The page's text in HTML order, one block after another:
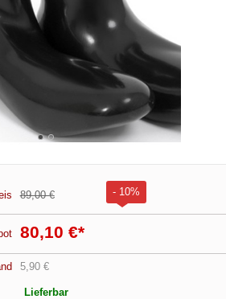
89,00 € - 10%
80,10 €*
5,90 €
Lieferbar